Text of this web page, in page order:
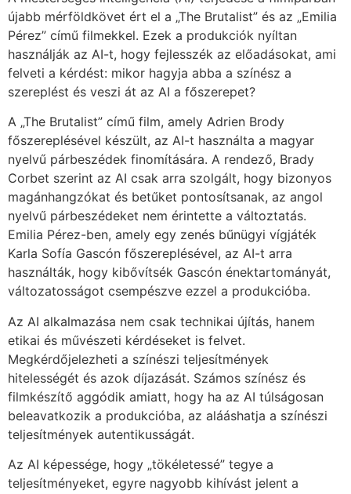
újabb mérföldkövet ért el a „The Brutalist” és az „Emilia
Pérez” című filmekkel. Ezek a produkciók nyíltan
használják az AI-t, hogy fejlesszék az előadásokat, ami
felveti a kérdést: mikor hagyja abba a színész a
szereplést és veszi át az AI a főszerepet?
A „The Brutalist” című film, amely Adrien Brody
főszereplésével készült, az AI-t használta a magyar
nyelvű párbeszédek finomítására. A rendező, Brady
Corbet szerint az AI csak arra szolgált, hogy bizonyos
magánhangzókat és betűket pontosítsanak, az angol
nyelvű párbeszédeket nem érintette a változtatás.
Emilia Pérez-ben, amely egy zenés bűnügyi vígjáték
Karla Sofía Gascón főszereplésével, az AI-t arra
használták, hogy kibővítsék Gascón énektartományát,
változatosságot csempészve ezzel a produkcióba.
Az AI alkalmazása nem csak technikai újítás, hanem
etikai és művészeti kérdéseket is felvet.
Megkérdőjelezheti a színészi teljesítmények
hitelességét és azok díjazását. Számos színész és
filmkészítő aggódik amiatt, hogy ha az AI túlságosan
beleavatkozik a produkcióba, az alááshatja a színészi
teljesítmények autentikusságát.
Az AI képessége, hogy „tökéletessé” tegye a
teljesítményeket, egyre nagyobb kihívást jelent a